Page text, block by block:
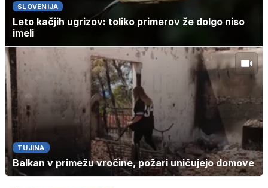
SLOVENIJA
Leto kačjih ugrizov: toliko primerov že dolgo niso
imeli
TUJINA
Balkan v primežu vročine, požari uničujejo domove